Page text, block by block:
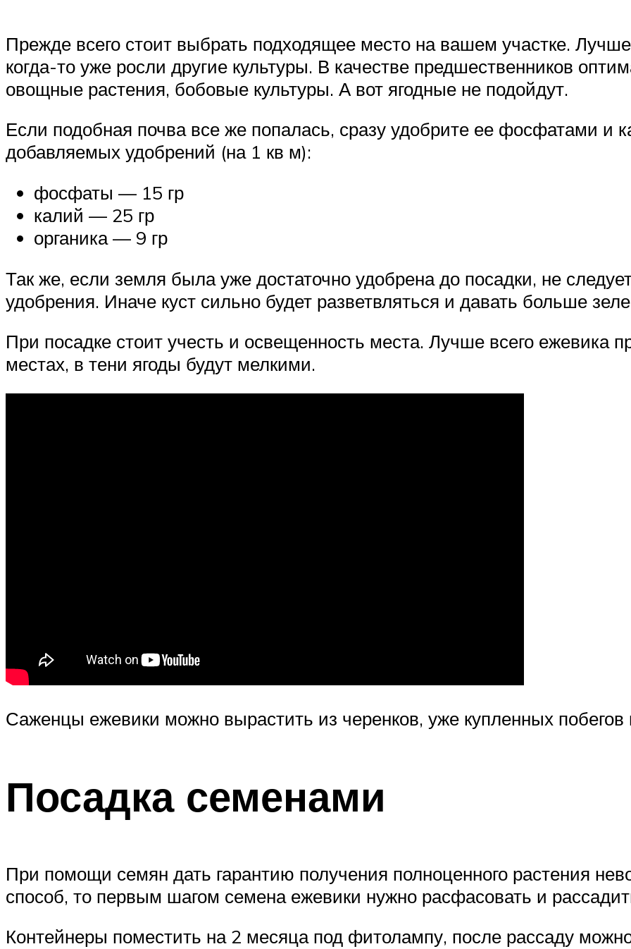
Прежде всего стоит выбрать подходящее место на вашем участке. Лучше
когда-то уже росли другие культуры. В качестве предшественников
овощные растения, бобовые культуры. А вот ягодные не подойдут.
Если подобная почва все же попалась, сразу удобрите ее фосфатами и
добавляемых удобрений (на 1 кв м):
фосфаты — 15 гр
калий — 25 гр
органика — 9 гр
Так же, если земля была уже достаточно удобрена до посадки, не
удобрения. Иначе куст сильно будет разветвляться и давать больше
При посадке стоит учесть и освещенность места. Лучше всего ежевика
местах, в тени ягоды будут мелкими.
Саженцы ежевики можно вырастить из черенков, уже купленных
Посадка семенами
При помощи семян дать гарантию получения полноценного растения
способ, то первым шагом семена ежевики нужно расфасовать и
Контейнеры поместить на 2 месяца под фитолампу, после рассаду